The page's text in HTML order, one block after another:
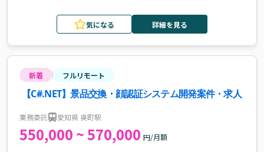
気になる 詳細を見る
新着 フルリモート
【C#.NET】景品交換・顔認証システム開発案件・求人
業務委託 愛知県 奥町駅
550,000 ~ 570,000 円/月額